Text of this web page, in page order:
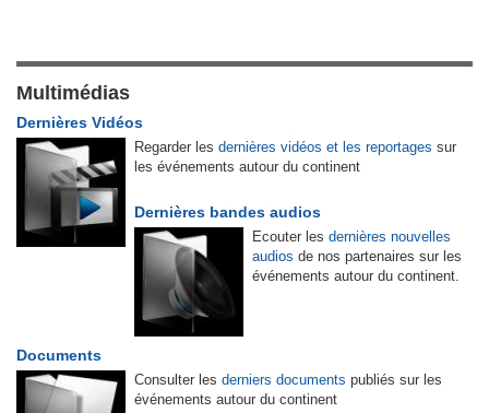
Multimédias
Dernières Vidéos
Regarder les dernières vidéos et les reportages sur
les événements autour du continent
Dernières bandes audios
Ecouter les dernières nouvelles
audios de nos partenaires sur les
événements autour du continent.
Documents
Consulter les derniers documents publiés sur les
événements autour du continent